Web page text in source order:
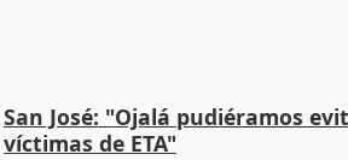
San José: "Ojalá pudiéramos
víctimas de ETA"